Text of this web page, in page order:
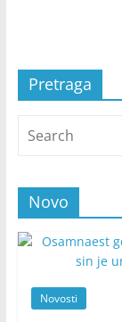
Pretraga
Novo
Novosti